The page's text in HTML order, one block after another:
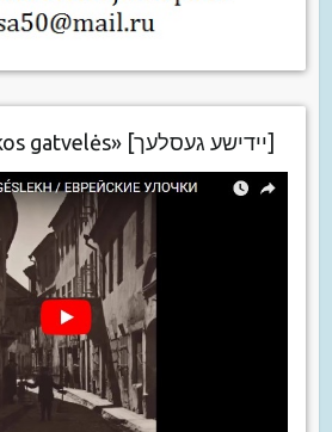
Eilėraštis «Žydiškos gatvelės» [יידישע געסלעך]